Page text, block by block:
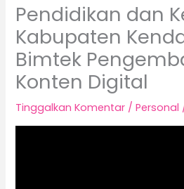
Pendidikan dan
Kabupaten
Bimtek
Konten Digital
Tinggalkan Komentar /Personal